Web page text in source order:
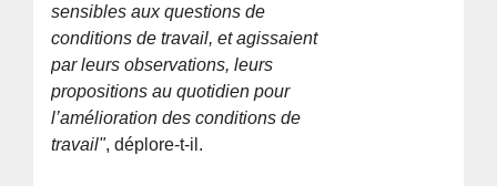
sensibles aux questions de
conditions de travail, et agissaient
par leurs observations, leurs
propositions au quotidien pour
l’amélioration des conditions de
travail", déplore-t-il.